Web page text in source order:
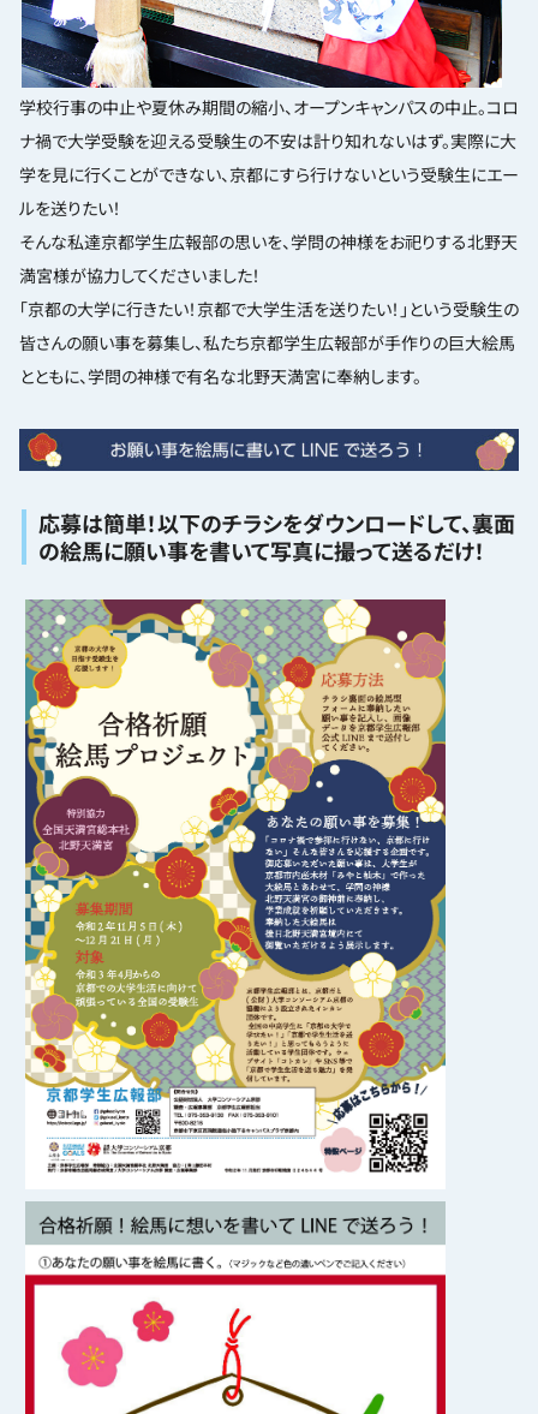
学校行事の中止や夏休み期間の縮小、オープンキャンパスの中止。コロ
ナ禍で大学受験を迎える受験生の不安は計り知れないはず。実際に大
学を見に行くことができない、京都にすら行けないという受験生にエー
ルを送りたい！
そんな私達京都学生広報部の思いを、学問の神様をお祀りする北野天
満宮様が協力してくださいました！
「京都の大学に行きたい！京都で大学生活を送りたい！」という受験生の
皆さんの願い事を募集し、私たち京都学生広報部が手作りの巨大絵馬
とともに、学問の神様で有名な北野天満宮に奉納します。
応募は簡単！以下のチラシをダウンロードして、裏面
の絵馬に願い事を書いて写真に撮って送るだけ！